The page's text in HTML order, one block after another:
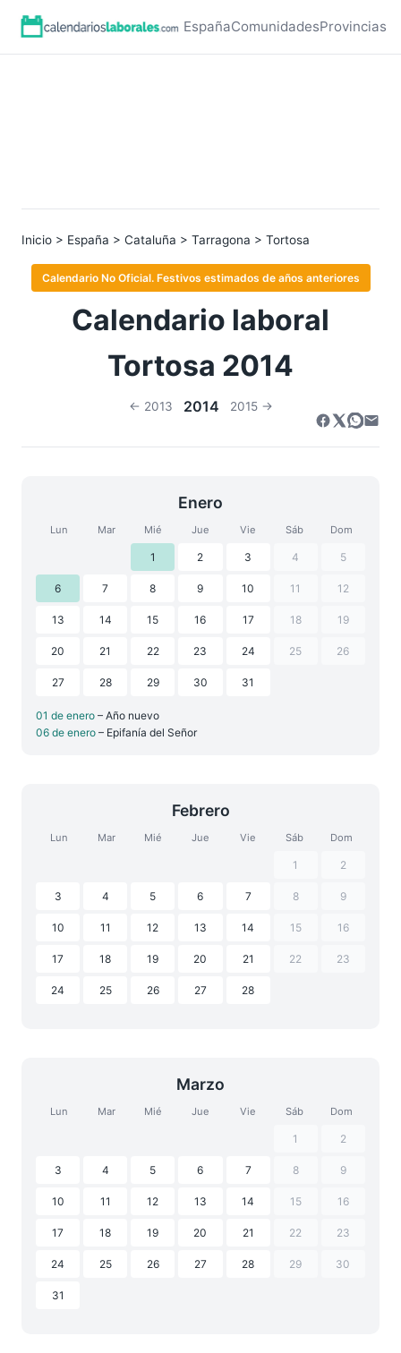
EspañaComunidadesProvincias
Inicio > España > Cataluña > Tarragona > Tortosa
Calendario No Oficial. Festivos estimados de años anteriores
Calendario laboral
Tortosa 2014
← 2013 2014 2015 →
Enero
Lun Mar Mié Jue Vie Sáb Dom
1 2 3 4 5
6 7 8 9 10 11 12
13 14 15 16 17 18 19
20 21 22 23 24 25 26
27 28 29 30 31
01 de enero – Año nuevo
06 de enero – Epifanía del Señor
Febrero
Lun Mar Mié Jue Vie Sáb Dom
1 2
3 4 5 6 7 8 9
10 11 12 13 14 15 16
17 18 19 20 21 22 23
24 25 26 27 28
Marzo
Lun Mar Mié Jue Vie Sáb Dom
1 2
3 4 5 6 7 8 9
10 11 12 13 14 15 16
17 18 19 20 21 22 23
24 25 26 27 28 29 30
31